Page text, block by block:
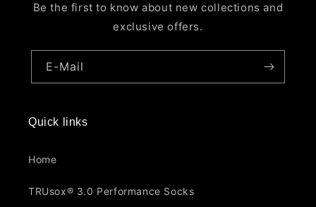
Be the first to know about new collections and
exclusive offers.
E-Mail
Quick links
Home
TRUsox® 3.0 Performance Socks